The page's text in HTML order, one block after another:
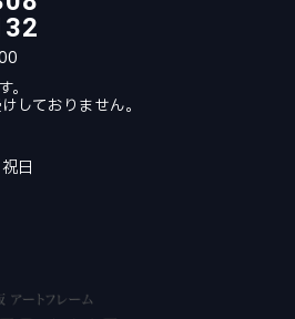
しておりません。
日